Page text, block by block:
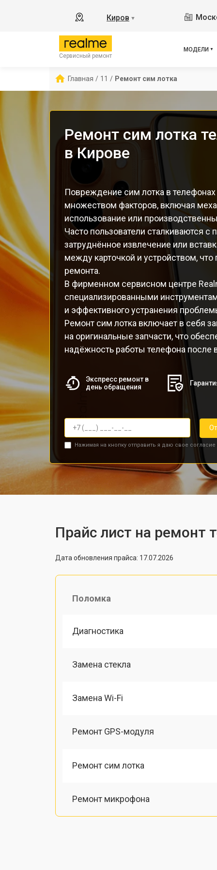
Киров ▼
Сервисный ремонт
МОДЕЛИ
8
C67
Главная / 11 / Ремонт сим лотка
Ремонт сим лотка
в Кирове
Повреждение сим лотка в
множеством факторов, включая
использование или
Часто пользователи сталкиваются с
затруднённое извлечение или
между карточкой и устройством,
ремонта.
В фирменном сервисном центре
специализированными
и эффективного устранения
Ремонт сим лотка включает в себя
на оригинальные запчасти, что
надёжность работы телефона после
Экспресс ремонт в
день обращения
Нажимая на кнопку отправить я даю свое согласие
Прайс лист на ремонт
Дата обновления прайса: 17.07.2026
Поломка
Диагностика
Замена стекла
Замена Wi-Fi
Ремонт GPS-модуля
Ремонт сим лотка
Ремонт микрофона